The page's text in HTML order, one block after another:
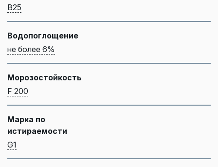
B25
Водопоглощение
не более 6%
Морозостойкость
F 200
Марка по
истираемости
G1